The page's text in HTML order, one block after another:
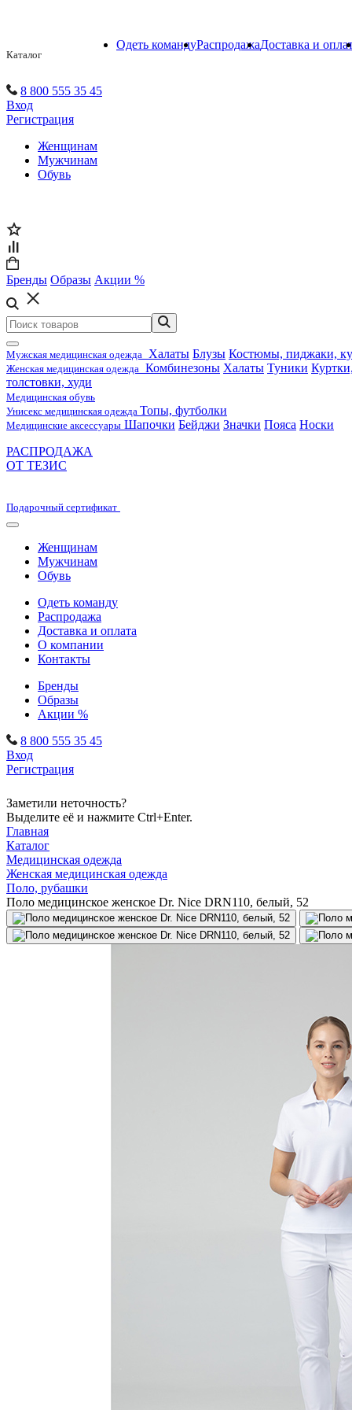
Каталог
Одеть командуРаспродажаДоставка и
8 800 555 35 45
Вход
Регистрация
Женщинам
Мужчинам
Обувь
Бренды Образы Акции %
Мужская медицинская одежда Халаты Блузы Костюмы, пиджаки,
Женская медицинская одежда Комбинезоны Халаты Туники
толстовки, худи
Медицинская обувь
Унисекс медицинская одежда Топы, футболки
Медицинские аксессуары Шапочки Бейджи Значки Пояса Носки
РАСПРОДАЖА
ОТ ТЕЗИС
Подарочный сертификат
Женщинам
Мужчинам
Обувь
Одеть команду
Распродажа
Доставка и оплата
О компании
Контакты
Бренды
Образы
Акции %
8 800 555 35 45
Вход
Регистрация
Заметили неточность?
Выделите её и нажмите Ctrl+Enter.
Главная
Каталог
Медицинская одежда
Женская медицинская одежда
Поло, рубашки
Поло медицинское женское Dr. Nice DRN110, белый, 52